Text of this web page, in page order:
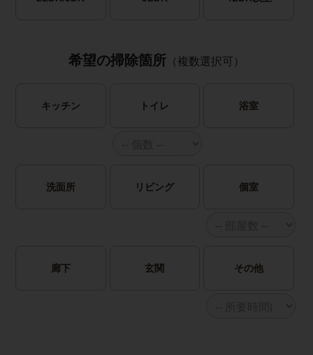
希望の掃除箇所 （複数選択可）
キッチン トイレ 浴室
洗面所 リビング 個室
廊下 玄関 その他